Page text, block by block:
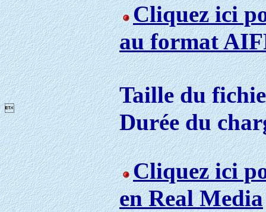
Cliquez ici
au format

Taille du
Durée du
Cliquez ici
en Real Media